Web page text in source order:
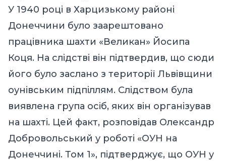
У 1940 році в Харцизькому районі
Донеччини було заарештовано
працівника шахти «Великан» Йосипа
Коця. На слідстві він підтвердив, що сюди
його було заслано з території Львівщини
оунівським підпіллям. Слідством була
виявлена група осіб, яких він організував
на шахті. Цей факт, розповідав Олександр
Добровольський у роботі «ОУН на
Донеччині. Том 1», підтверджує, що ОУН у